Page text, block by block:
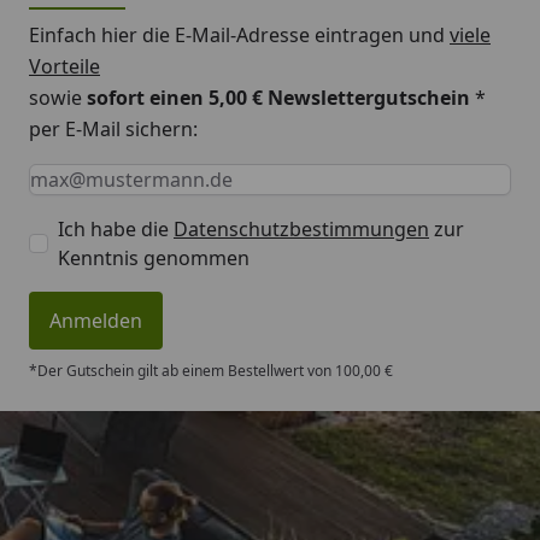
sichtbaren Oberflächen leicht an und streichen diese
mit hochwertiger Lasur bzw. Farbe.
Ablagespuren bei farblich allseitig behandelten
Bauteilen sind technisch bedingt.
Andreaskreuz aus
Konstruktionsvollholz
Konstruktion
für Terrassen-
Tiefe
239 cm / 250 cm (Größe 193 x
289 cm / 300 cm (Größe 243 x
Einfach hier die E-Mail-Adresse eintragen und viele
Vorteile
sowiesofort einen 5,00 € Newslettergutschein *
per E-Mail sichern:
Keine Eingabe erforderlich
Eingabe erforderlich
E-Mail *
Ich habe die Datenschutzbestimmungen zur
Kenntnis genommen
Anmelden
*Der Gutschein gilt ab einem Bestellwert von 100,00 €
Trusted Shops